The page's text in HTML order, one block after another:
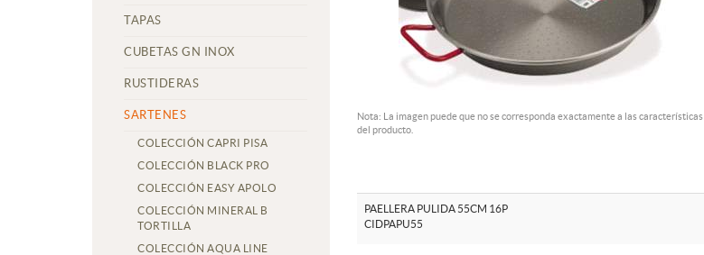
TAPAS
CUBETAS GN INOX
RUSTIDERAS
SARTENES
COLECCIÓN CAPRI PISA
COLECCIÓN BLACK PRO
COLECCIÓN EASY APOLO
COLECCIÓN MINERAL B
TORTILLA
COLECCIÓN AQUA LINE
Nota: La imagen puede que no se corresponda exactamente a las características
del producto.
PAELLERA PULIDA 55CM 16P
CIDPAPU55